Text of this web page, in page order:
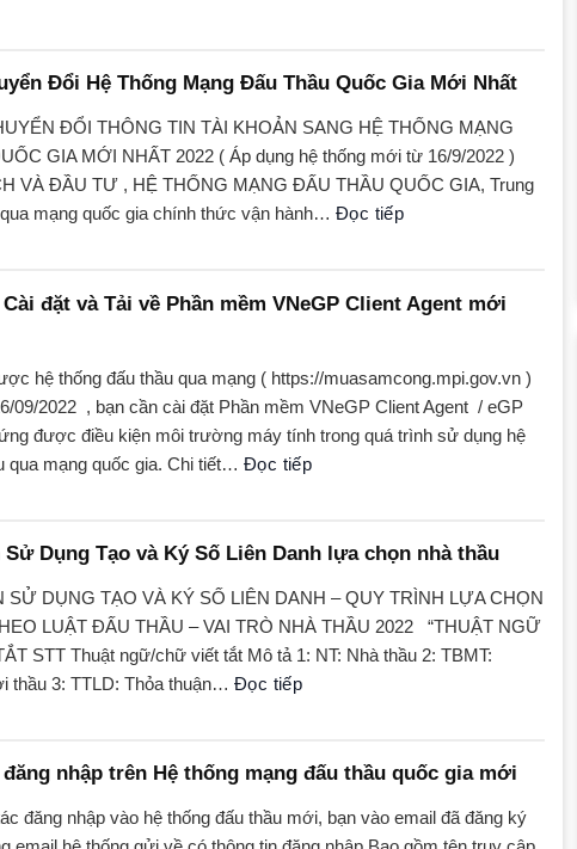
Đổi Hệ Thống Mạng Đấu Thầu Quốc Gia Mới Nhất
ĐỔI THÔNG TIN TÀI KHOẢN SANG HỆ THỐNG MẠNG
GIA MỚI NHẤT 2022 ( Áp dụng hệ thống mới từ 16/9/2022 )
VÀ ĐẦU TƯ , HỆ THỐNG MẠNG ĐẤU THẦU QUỐC GIA, Trung
mạng quốc gia chính thức vận hành… Đọc tiếp
đặt và Tải về Phần mềm VNeGP Client Agent mới
hệ thống đấu thầu qua mạng ( https://muasamcong.mpi.gov.vn )
09/2022 , bạn cần cài đặt Phần mềm VNeGP Client Agent / eGP
được điều kiện môi trường máy tính trong quá trình sử dụng hệ
qua mạng quốc gia. Chi tiết… Đọc tiếp
Dụng Tạo và Ký Số Liên Danh lựa chọn nhà thầu
SỬ DỤNG TẠO VÀ KÝ SỐ LIÊN DANH – QUY TRÌNH LỰA CHỌN
LUẬT ĐẤU THẦU – VAI TRÒ NHÀ THẦU 2022 “THUẬT NGỮ
STT Thuật ngữ/chữ viết tắt Mô tả 1: NT: Nhà thầu 2: TBMT:
thầu 3: TTLD: Thỏa thuận… Đọc tiếp
nhập trên Hệ thống mạng đấu thầu quốc gia mới
đăng nhập vào hệ thống đấu thầu mới, bạn vào email đã đăng ký